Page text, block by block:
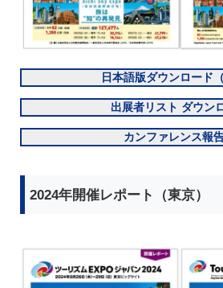
日本語版ダウンロード（
出展者リスト ダウン
カンファレンス報
2024年開催レポート（東京）